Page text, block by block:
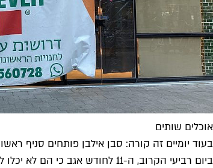
אוכלים שותים
בעוד יומיים זה קורה: סבן אילבן פותחים סניף
ביום רביעי הקרוב, ה-11 לחודש אגב כי הם לא יכלו לחכות ליולי, יפתח הסניף הראשון בישראל של רשת החנויות האמריקאית המפורסמת...